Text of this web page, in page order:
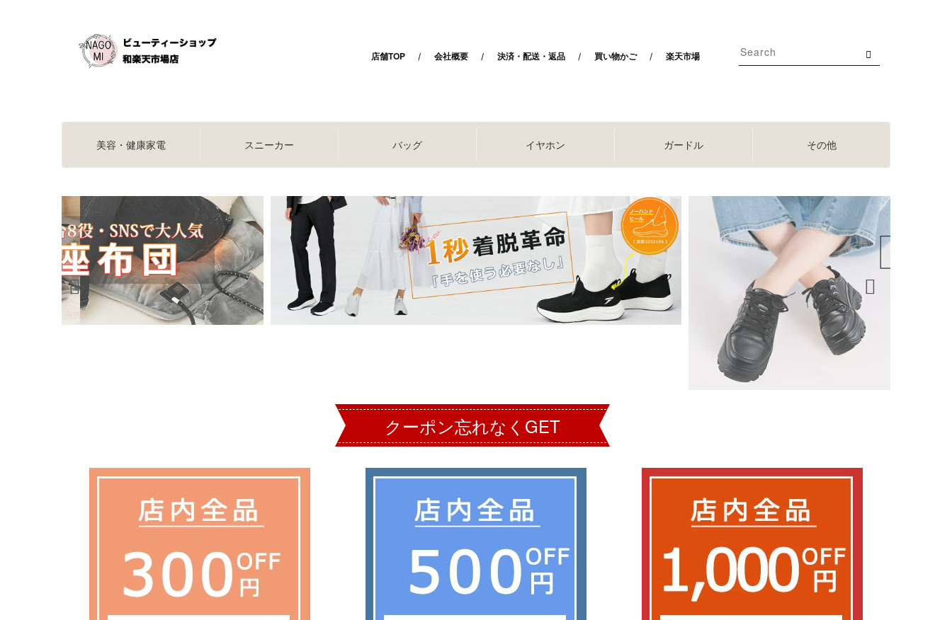
店舗TOP 会社概要 決済・配送・返品 買い物かご 楽天市場
美容・健康家電 スニーカー バッグ イヤホン ガードル その他
クーポン忘れなくGET